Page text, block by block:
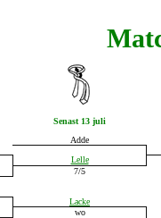
Senast 13 juli
Adde
Lelle
7/5
Lacke
wo